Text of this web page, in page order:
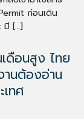
ก่อนเดิน
มี […]
ดือนสูง ไทย
นต้องอ่าน
ทศ